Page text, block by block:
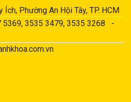
Phường An Hội Tây, TP. HCM
5369, 3535 3479, 3535 3268 -